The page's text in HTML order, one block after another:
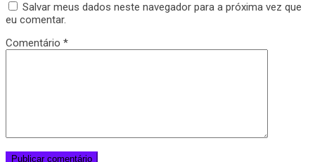
Salvar meus dados neste navegador para a próxima vez que
eu comentar.
Comentário *